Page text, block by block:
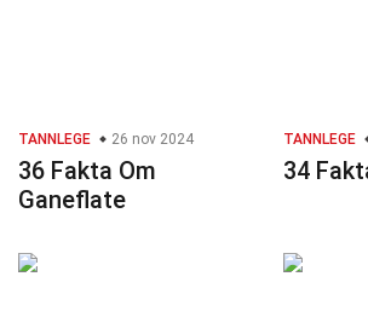
TANNLEGE 26 nov 2024
36 Fakta Om
Ganeflate
TANNLEGE
34